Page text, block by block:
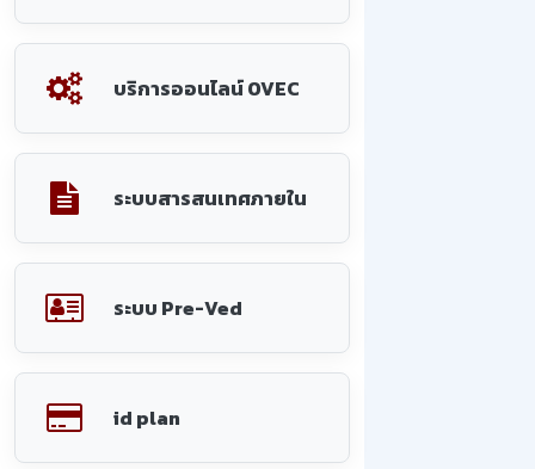
บริการออนไลน์ OVEC
ระบบสารสนเทศภายใน
ระบบ Pre-Ved
id plan